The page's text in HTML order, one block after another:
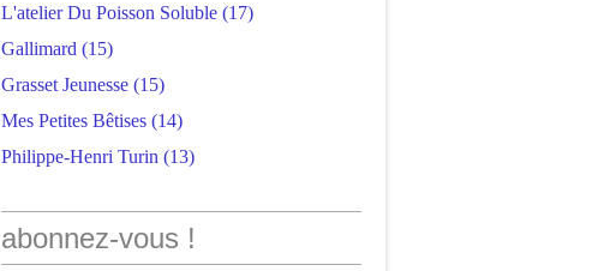
L'atelier Du Poisson Soluble (17)
Gallimard (15)
Grasset Jeunesse (15)
Mes Petites Bêtises (14)
Philippe-Henri Turin (13)
abonnez-vous !